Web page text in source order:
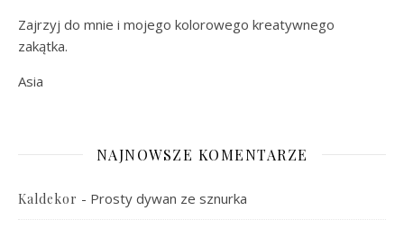
Zajrzyj do mnie i mojego kolorowego kreatywnego
zakątka.
Asia
NAJNOWSZE KOMENTARZE
Kaldekor - Prosty dywan ze sznurka